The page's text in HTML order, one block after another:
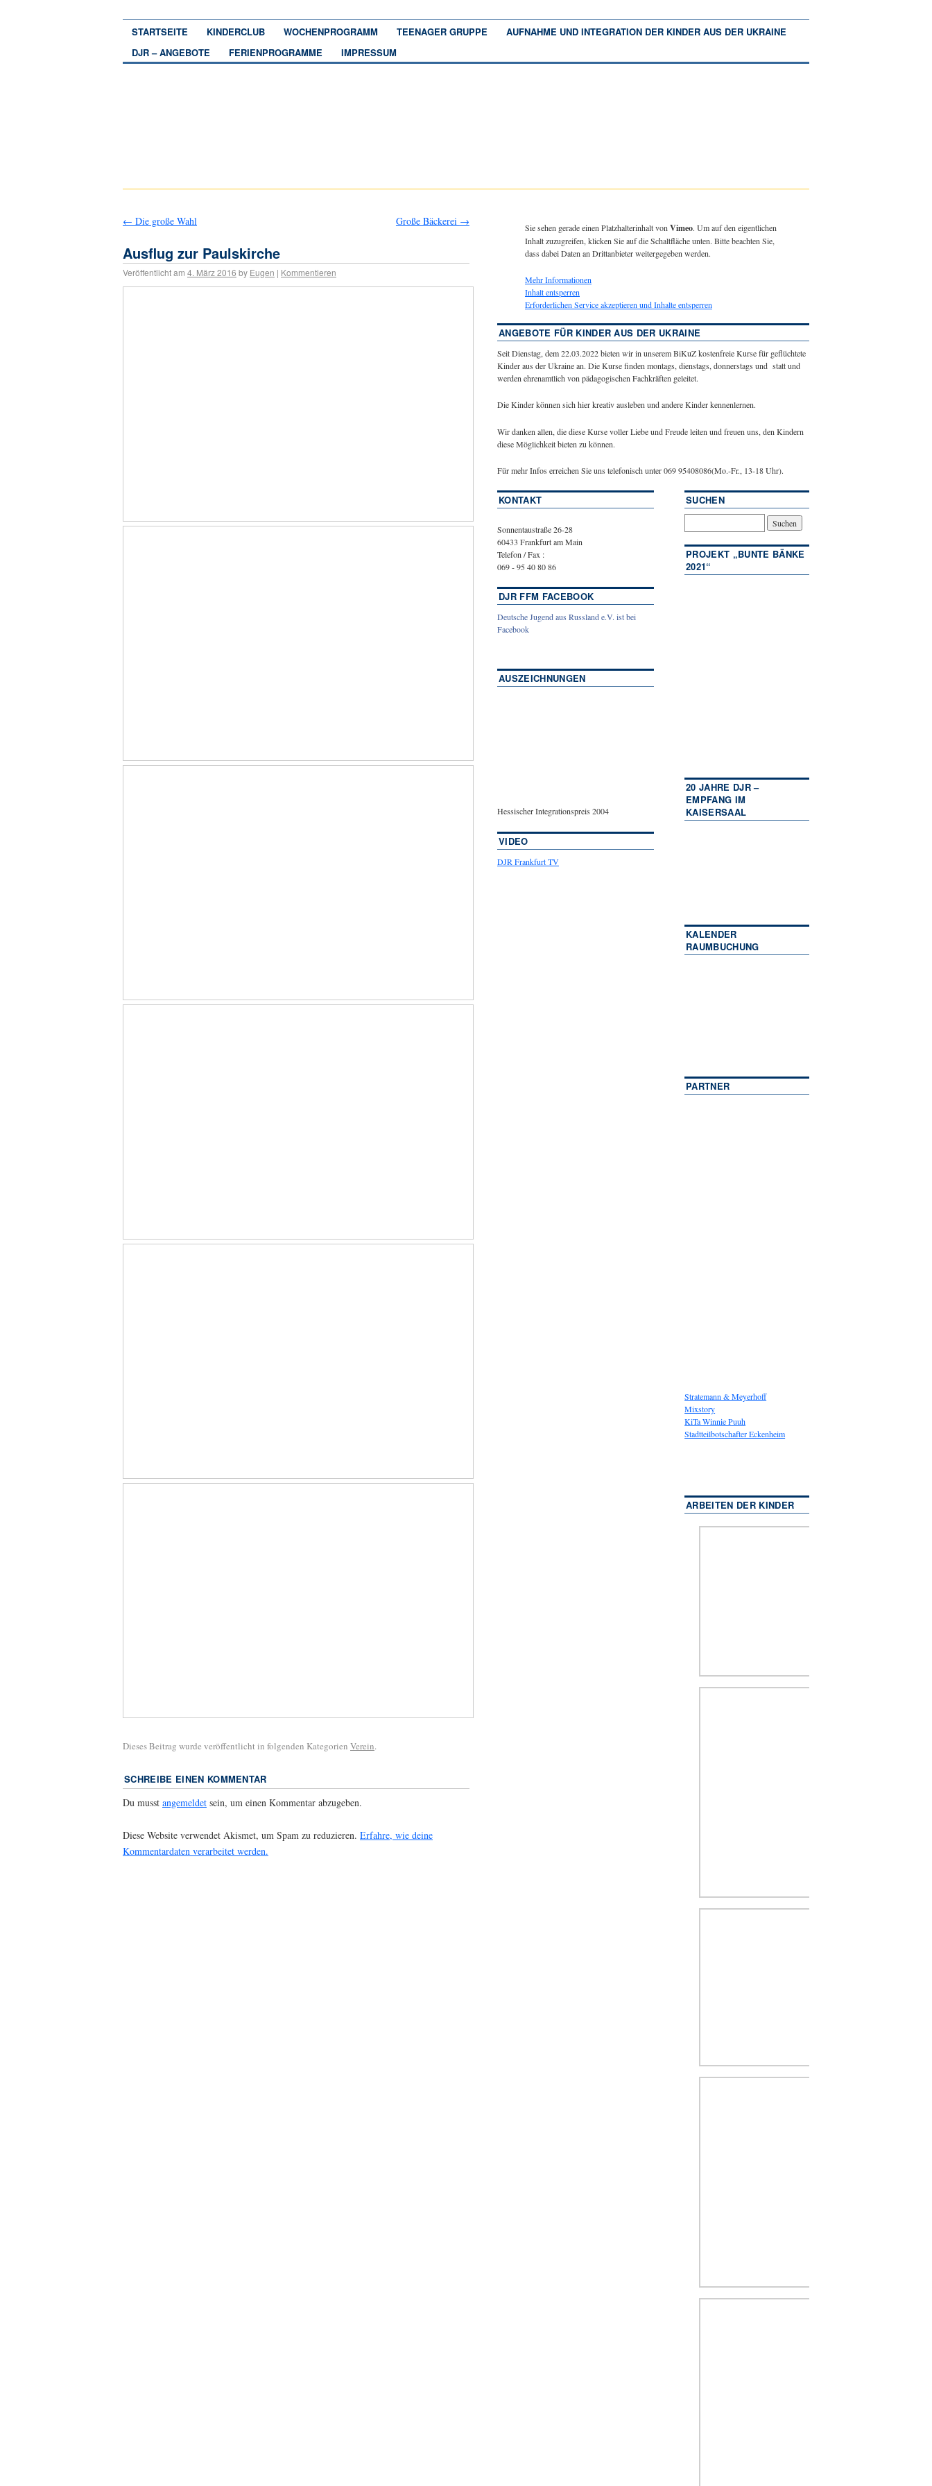
STARTSEITE KINDERCLUB WOCHENPROGRAMM TEENAGER GRUPPE
AUFNAHME UND INTEGRATION DER KINDER AUS DER UKRAINE
DJR – ANGEBOTE
FERIENPROGRAMME IMPRESSUM
← Die große Wahl Große Bäckerei →
Ausflug zur Paulskirche
Veröffentlicht am 4. März 2016 by Eugen | Kommentieren
Dieses Beitrag wurde veröffentlicht in folgenden Kategorien Verein.
SCHREIBE EINEN KOMMENTAR
Du musst angemeldet sein, um einen Kommentar abzugeben.
Diese Website verwendet Akismet, um Spam zu reduzieren. Erfahre, wie deine
Kommentardaten verarbeitet werden.
Sie sehen gerade einen Platzhalterinhalt von Vimeo. Um auf den eigentlichen
Inhalt zuzugreifen, klicken Sie auf die Schaltfläche unten. Bitte beachten Sie,
dass dabei Daten an Drittanbieter weitergegeben werden.
Mehr Informationen
Inhalt entsperren
Erforderlichen Service akzeptieren und Inhalte entsperren
ANGEBOTE FÜR KINDER AUS DER UKRAINE
Seit Dienstag, dem 22.03.2022 bieten wir in unserem BiKuZ kostenfreie Kurse für geflüchtete
Kinder aus der Ukraine an. Die Kurse finden montags, dienstags, donnerstags und statt und
werden ehrenamtlich von pädagogischen Fachkräften geleitet.
Die Kinder können sich hier kreativ ausleben und andere Kinder kennenlernen.
Wir danken allen, die diese Kurse voller Liebe und Freude leiten und freuen uns, den Kindern
diese Möglichkeit bieten zu können.
Für mehr Infos erreichen Sie uns telefonisch unter 069 95408086(Mo.-Fr., 13-18 Uhr).
KONTAKT
Sonnentaustraße 26-28
60433 Frankfurt am Main
Telefon / Fax :
069 - 95 40 80 86
DJR FFM FACEBOOK
Deutsche Jugend aus Russland e.V. ist bei
Facebook
AUSZEICHNUNGEN
Hessischer Integrationspreis 2004
VIDEO
DJR Frankfurt TV
SUCHEN
PROJEKT „BUNTE BÄNKE
2021“
20 JAHRE DJR –
EMPFANG IM
KAISERSAAL
KALENDER
RAUMBUCHUNG
PARTNER
Stratemann & Meyerhoff
Mixstory
KiTa Winnie Puuh
Stadtteilbotschafter Eckenheim
ARBEITEN DER KINDER